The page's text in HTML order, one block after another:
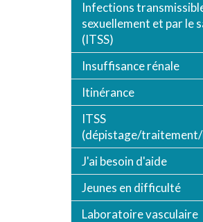
Infections
sexuellement et par le
(ITSS)
Insuffisance rénale
Itinérance
ITSS
(dépistage/
J'ai besoin d'aide
Jeunes en difficulté
Laboratoire vasculaire